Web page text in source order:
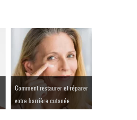
Comment restaurer et réparer
votre barrière cutanée